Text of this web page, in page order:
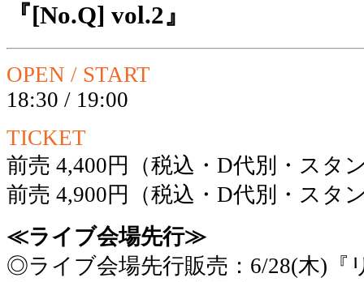
『[No.Q] vol.2』
OPEN / START
18:30 / 19:00
TICKET
前売 4,400円（税込・D代別・スタ
前売 4,900円（税込・D代別・スタ
≪ライブ会場先行≫
◎ライブ会場先行販売：6/28(木)『